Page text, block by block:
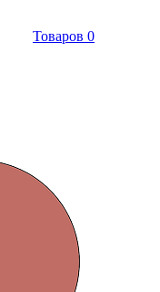
Товаров 0